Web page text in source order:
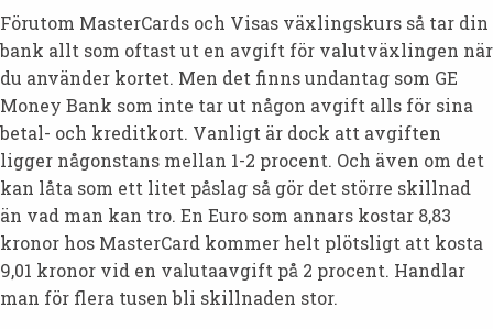
Förutom MasterCards och Visas växlingskurs så tar din
bank allt som oftast ut en avgift för valutväxlingen när
du använder kortet. Men det finns undantag som GE
Money Bank som inte tar ut någon avgift alls för sina
betal- och kreditkort. Vanligt är dock att avgiften
ligger någonstans mellan 1-2 procent. Och även om det
kan låta som ett litet påslag så gör det större skillnad
än vad man kan tro. En Euro som annars kostar 8,83
kronor hos MasterCard kommer helt plötsligt att kosta
9,01 kronor vid en valutaavgift på 2 procent. Handlar
man för flera tusen bli skillnaden stor.